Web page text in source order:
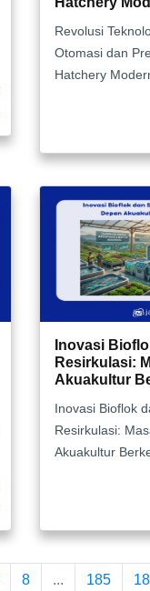
Revolusi
Otomasi dan
Hatchery
Inovasi
Resirkulasi:
Akuakultur
Inovasi Bioflok
Resirkulasi:
Akuakultur
8 ... 185